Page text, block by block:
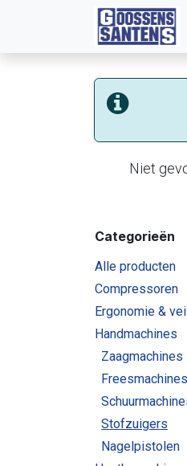
Overslaan naar inhoud
Niet
Categorieën
Alle producten
Compressoren
Ergonomie &
Handmachines
Zaagmachines
Freesmachines
Stofzuigers
Nagelpistolen